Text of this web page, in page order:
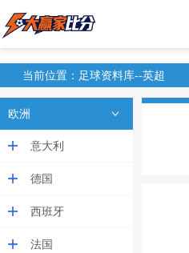
当前位置：足球资料库--英超
欧洲
意大利
德国
西班牙
法国